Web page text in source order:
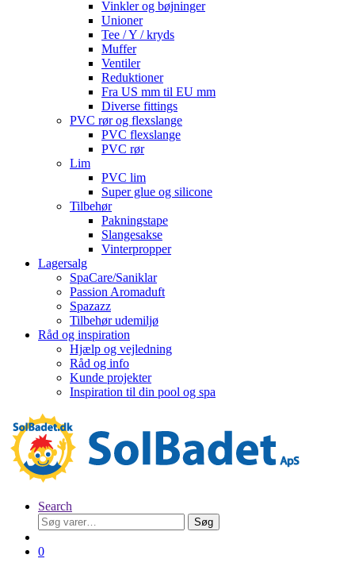
Vinkler og bøjninger
Unioner
Tee / Y / kryds
Muffer
Ventiler
Reduktioner
Fra US mm til EU mm
Diverse fittings
PVC rør og flexslange
PVC flexslange
PVC rør
Lim
PVC lim
Super glue og silicone
Tilbehør
Pakningstape
Slangesakse
Vinterpropper
Lagersalg
SpaCare/Saniklar
Passion Aromaduft
Spazazz
Tilbehør udemiljø
Råd og inspiration
Hjælp og vejledning
Råd og info
Kunde projekter
Inspiration til din pool og spa
Search
Søg
efter:
Søg
0